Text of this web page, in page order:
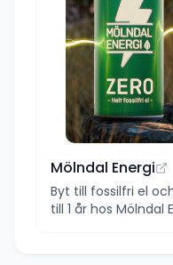
Mölndal Energi
Byt till fossilfri el
till 1 år hos Mölndal